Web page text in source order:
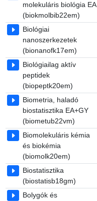
molekuláris biológia EA
(biokmolbib22em)
Biológiai
nanoszerkezetek
(bionanofk17em)
Biológiailag aktív
peptidek
(biopeptk20em)
Biometria, haladó
biostatisztika EA+GY
(biometub22vm)
Biomolekuláris kémia
és biokémia
(biomolk20em)
Biostatisztika
(biostatisb18gm)
Bolygók és